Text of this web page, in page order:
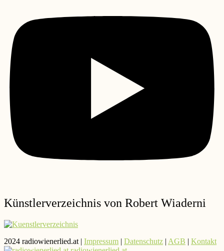
Künstlerverzeichnis von Robert Wiaderni
2024 radiowienerlied.at | Impressum | Datenschutz | AGB | Kontakt